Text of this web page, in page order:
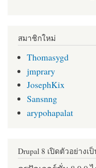
สมาชิกใหม่
Thomasygd
jmprary
JosephKix
Sansnng
arypohapalat
Drupal 8 เปิดตัวอย่างเ